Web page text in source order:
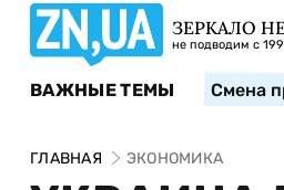
ЗЕРКАЛО
не подводим с
ВАЖНЫЕ ТЕМЫ Смена
ГЛАВНАЯ ЭКОНОМИКА